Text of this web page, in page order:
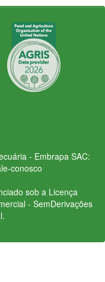
- Embrapa SAC:
conosco
sob a Licença
- SemDerivações